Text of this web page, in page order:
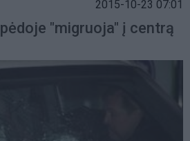
2015-10-23 07:01
"migruoja" į centrą